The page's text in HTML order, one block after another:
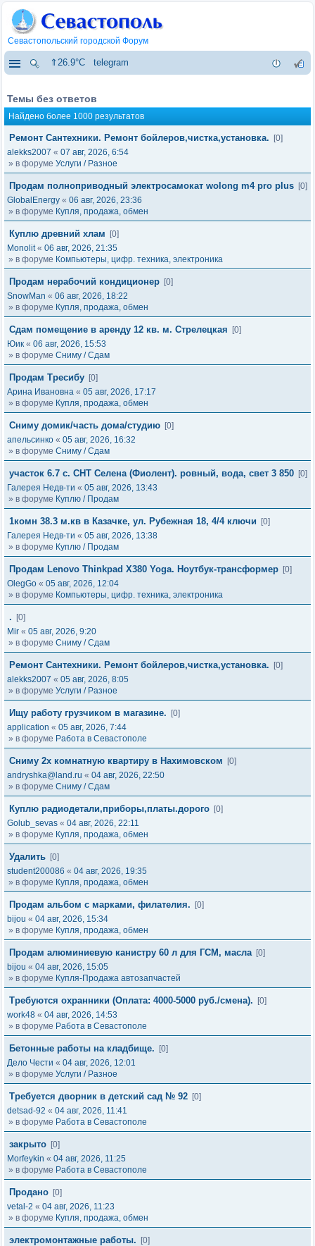
Севастопольский городской Форум
⇑26.9°C telegram
Темы без ответов
Найдено более 1000 результатов
Ремонт Сантехники. Ремонт бойлеров,чистка,установка.
[0]
alekks2007 « 07 авг, 2026, 6:54
» в форуме Услуги / Разное
Продам полноприводный электросамокат wolong m4 pro plus [0]
GlobalEnergy « 06 авг, 2026, 23:36
» в форуме Купля, продажа, обмен
Куплю древний хлам
[0]
Monolit« 06 авг, 2026, 21:35
» в форуме Компьютеры, цифр. техника, электроника
Продам нерабочий кондиционер [0]
SnowMan « 06 авг, 2026, 18:22
» в форуме Купля, продажа, обмен
Сдам помещение в аренду 12 кв. м. Стрелецкая
[0]
Юик « 06 авг, 2026, 15:53
» в форуме Сниму / Сдам
Продам Тресибу [0]
Арина Ивановна « 05 авг, 2026, 17:17
» в форуме Купля, продажа, обмен
Сниму домик/часть дома/студию [0]
апельсинко « 05 авг, 2026, 16:32
» в форуме Сниму / Сдам
участок 6.7 с. СНТ Селена (Фиолент). ровный, вода, свет 3 850 [0]
Галерея Недв-ти « 05 авг, 2026, 13:43
» в форуме Куплю / Продам
1комн 38.3 м.кв в Казачке, ул. Рубежная 18, 4/4 ключи
[0]
Галерея Недв-ти « 05 авг, 2026, 13:38
» в форуме Куплю / Продам
Продам Lenovo Thinkpad X380 Yoga. Ноутбук-трансформер [0]
OlegGo « 05 авг, 2026, 12:04
» в форуме Компьютеры, цифр. техника, электроника
.
[0]
Mir « 05 авг, 2026, 9:20
» в форуме Сниму / Сдам
Ремонт Сантехники. Ремонт бойлеров,чистка,установка.
[0]
alekks2007 « 05 авг, 2026, 8:05
» в форуме Услуги / Разное
Ищу работу грузчиком в магазине.
[0]
application « 05 авг, 2026, 7:44
» в форуме Работа в Севастополе
Сниму 2х комнатную квартиру в Нахимовском
[0]
andryshka@land.ru « 04 авг, 2026, 22:50
» в форуме Сниму / Сдам
Куплю радиодетали,приборы,платы.дорого [0]
Golub_sevas « 04 авг, 2026, 22:11
» в форуме Купля, продажа, обмен
Удалить [0]
student200086 « 04 авг, 2026, 19:35
» в форуме Купля, продажа, обмен
Продам альбом с марками, филателия.
[0]
bijou « 04 авг, 2026, 15:34
» в форуме Купля, продажа, обмен
Продам алюминиевую канистру 60 л для ГСМ, масла [0]
bijou « 04 авг, 2026, 15:05
» в форуме Купля-Продажа автозапчастей
Требуются охранники (Оплата: 4000-5000 руб./смена).
[0]
work48 « 04 авг, 2026, 14:53
» в форуме Работа в Севастополе
Бетонные работы на кладбище.
[0]
Дело Чести « 04 авг, 2026, 12:01
» в форуме Услуги / Разное
Требуется дворник в детский сад № 92 [0]
detsad-92 « 04 авг, 2026, 11:41
» в форуме Работа в Севастополе
закрыто [0]
Morfeykin « 04 авг, 2026, 11:25
» в форуме Работа в Севастополе
Продано [0]
vetal-2 « 04 авг, 2026, 11:23
» в форуме Купля, продажа, обмен
электромонтажные работы.
[0]